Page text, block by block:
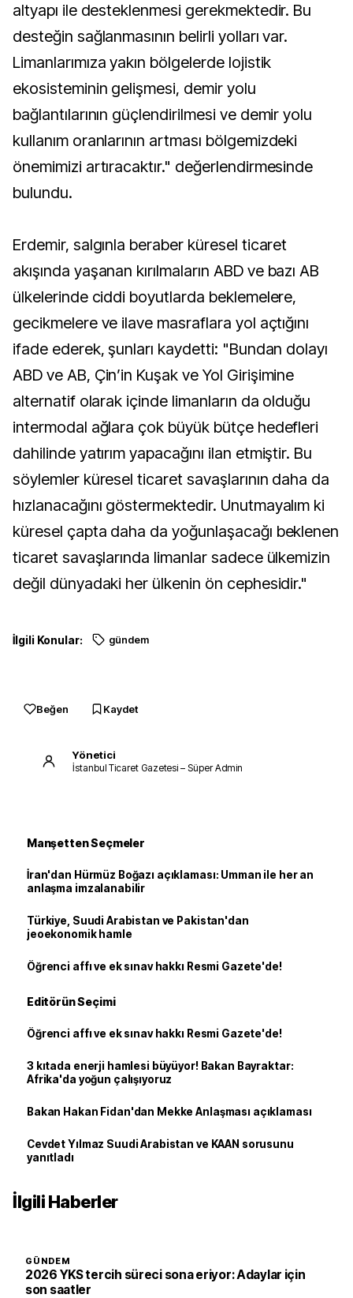
altyapı ile desteklenmesi gerekmektedir. Bu
desteğin sağlanmasının belirli yolları var.
Limanlarımıza yakın bölgelerde lojistik
ekosisteminin gelişmesi, demir yolu
bağlantılarının güçlendirilmesi ve demir yolu
kullanım oranlarının artması bölgemizdeki
önemimizi artıracaktır." değerlendirmesinde
bulundu.
Erdemir, salgınla beraber küresel ticaret
akışında yaşanan kırılmaların ABD ve bazı AB
ülkelerinde ciddi boyutlarda beklemelere,
gecikmelere ve ilave masraflara yol açtığını
ifade ederek, şunları kaydetti: "Bundan dolayı
ABD ve AB, Çin’in Kuşak ve Yol Girişimine
alternatif olarak içinde limanların da olduğu
intermodal ağlara çok büyük bütçe hedefleri
dahilinde yatırım yapacağını ilan etmiştir. Bu
söylemler küresel ticaret savaşlarının daha da
hızlanacağını göstermektedir. Unutmayalım ki
küresel çapta daha da yoğunlaşacağı beklenen
ticaret savaşlarında limanlar sadece ülkemizin
değil dünyadaki her ülkenin ön cephesidir."
İlgili Konular: gündem
Beğen Kaydet
Yönetici
İstanbul Ticaret Gazetesi – Süper Admin
Manşetten Seçmeler
İran'dan Hürmüz Boğazı açıklaması: Umman ile her an
anlaşma imzalanabilir
Türkiye, Suudi Arabistan ve Pakistan'dan
jeoekonomik hamle
Öğrenci affı ve ek sınav hakkı Resmi Gazete'de!
Editörün Seçimi
Öğrenci affı ve ek sınav hakkı Resmi Gazete'de!
3 kıtada enerji hamlesi büyüyor! Bakan Bayraktar:
Afrika'da yoğun çalışıyoruz
Bakan Hakan Fidan'dan Mekke Anlaşması açıklaması
Cevdet Yılmaz Suudi Arabistan ve KAAN sorusunu
yanıtladı
İlgili Haberler
GÜNDEM
2026 YKS tercih süreci sona eriyor: Adaylar için
son saatler